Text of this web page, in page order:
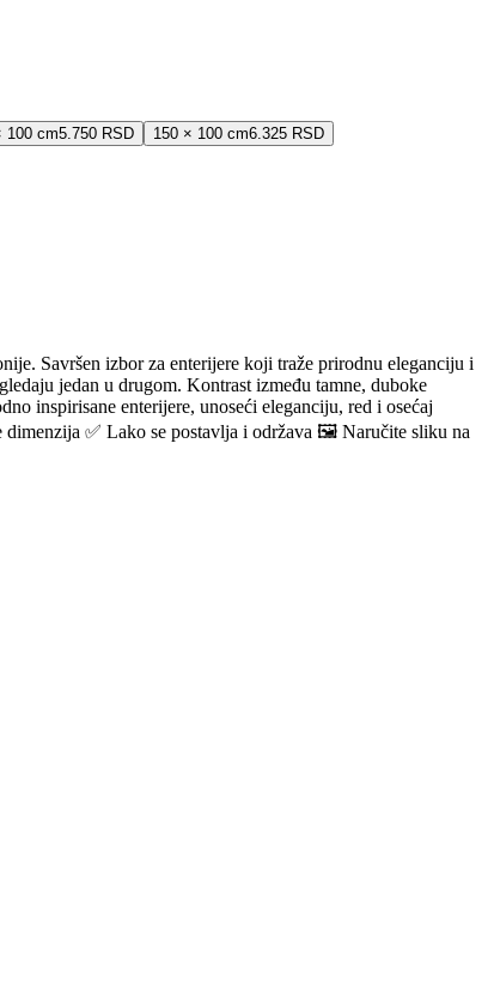
100 cm5.750 RSD 150 × 100 cm6.325 RSD
Savršen izbor za enterijere koji traže prirodnu eleganciju i
jedan u drugom. Kontrast između tamne, duboke
inspirisane enterijere, unoseći eleganciju, red i osećaj
dimenzija ✅ Lako se postavlja i održava 🖼️ Naručite sliku na